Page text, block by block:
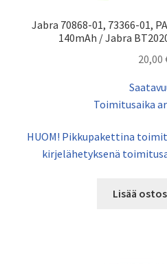
Jabra 70868-01, 73366-01,
140mAh / Jabra
20,00
Toimitusaika
HUOM! Pikkupakettina
kirjelähetyksenä
Lisää